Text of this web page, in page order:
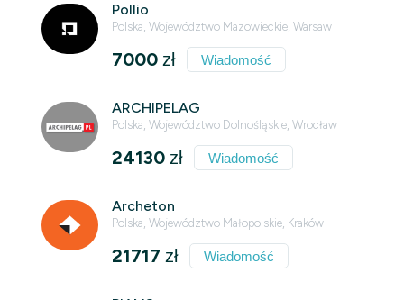
Pollio
Polska, Województwo Mazowieckie, Warsaw
7000 zł Wiadomość
ARCHIPELAG
Polska, Województwo Dolnośląskie, Wrocław
24130 zł Wiadomość
Archeton
Polska, Województwo Małopolskie, Kraków
21717 zł Wiadomość